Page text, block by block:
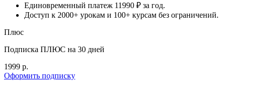
Единовременный платеж 11990 ₽ за год.
Доступ к 2000+ урокам и 100+ курсам без ограничений.
Плюс
Подписка ПЛЮС на 30 дней
1999 р.
Оформить подписку